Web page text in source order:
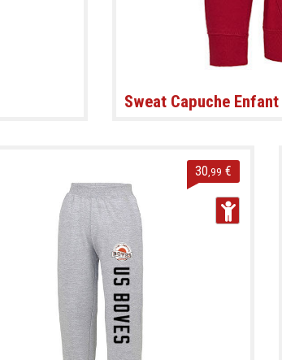
Sweat Capuche Enfant
30 ,99 €